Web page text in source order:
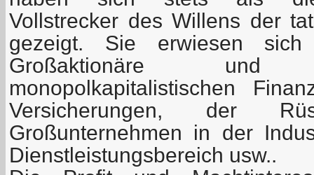
Vollstrecker des Willens der
gezeigt. Sie erwiesen
Großaktionäre
monopolkapitalistischen
Versicherungen, der
Großunternehmen in der
Dienstleistungsbereich usw..